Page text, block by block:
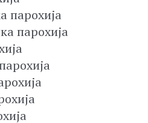
парохија
парохија